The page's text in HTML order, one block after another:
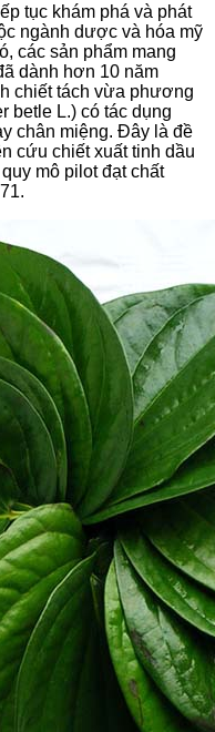
tục khám phá và phát
ngành dược và hóa mỹ
các sản phẩm mang
dành hơn 10 năm
chiết tách vừa phương
betle L.) có tác dụng
chân miệng. Đây là đề
cứu chiết xuất tinh dầu
mô pilot đạt chất